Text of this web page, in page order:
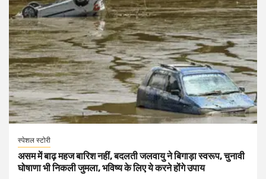
स्पेशल स्टोरी
असम में बाढ़ महज बारिश नहीं, बदलती जलवायु ने बिगाड़ा स्वरूप, चुनावी
घोषाणा भी निकली जुमला, भविष्य के लिए ये करने होंगे उपाय